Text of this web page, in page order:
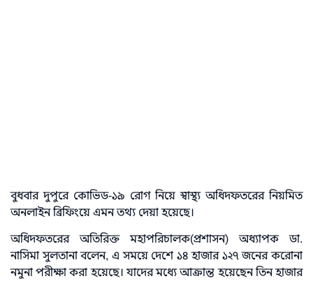
বুধবার দুপুরে কোভিড-১৯ রোগ নিয়ে স্বাস্থ্য অধিদফতরের নিয়মিত
অনলাইন ব্রিফিংয়ে এমন তথ্য দেয়া হয়েছে।
অধিদফতরের অতিরিক্ত মহাপরিচালক(প্রশাসন) অধ্যাপক ডা.
নাসিমা সুলতানা বলেন, এ সময়ে দেশে ১৪ হাজার ১২৭ জনের করোনা
নমুনা পরীক্ষা করা হয়েছে। যাদের মধ্যে আক্রান্ত হয়েছেন তিন হাজার